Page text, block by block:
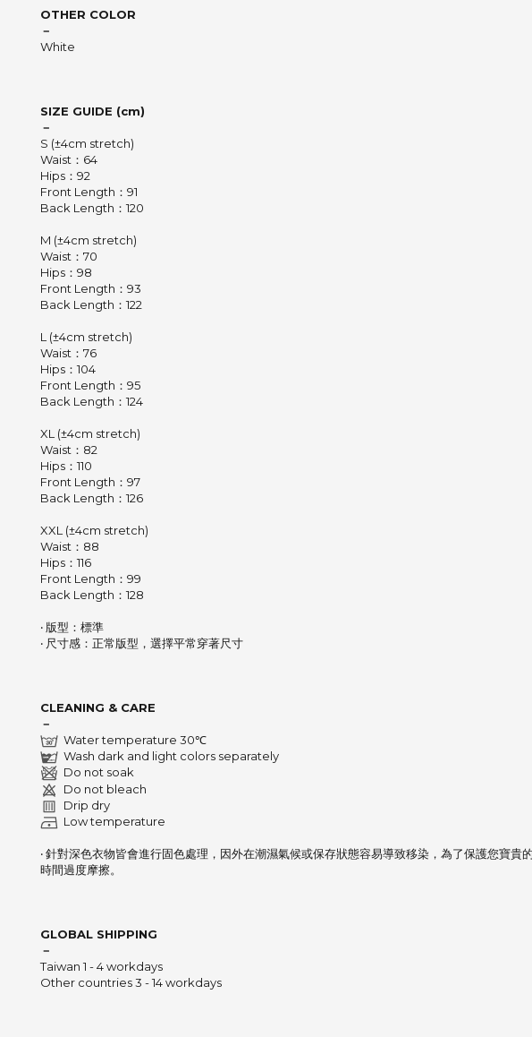
OTHER COLOR
－
White
SIZE GUIDE (cm)
－
S (±4cm stretch)
Waist：64
Hips：92
Front Length：91
Back Length：120
M (±4cm stretch)
Waist：70
Hips：98
Front Length：93
Back Length：122
L (±4cm stretch)
Waist：76
Hips：104
Front Length：95
Back Length：124
XL (±4cm stretch)
Waist：82
Hips：110
Front Length：97
Back Length：126
XXL (±4cm stretch)
Waist：88
Hips：116
Front Length：99
Back Length：128
‧ 版型：標準
‧ 尺寸感：正常版型，選擇平常穿著尺寸
CLEANING & CARE
－
Water temperature 30℃
Wash dark and light colors separately
Do not soak
Do not bleach
Drip dry
Low temperature
‧ 針對深色衣物皆會進行固色處理，因外在潮濕氣候或保存狀態容易導致移染， 為了保護您寶貴
時間過度摩擦。
GLOBAL SHIPPING
－
Taiwan 1 - 4 workdays
Other countries 3 - 14 workdays